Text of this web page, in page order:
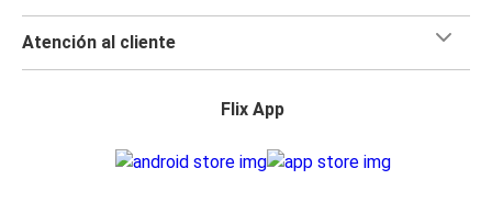
Atención al cliente
Flix App